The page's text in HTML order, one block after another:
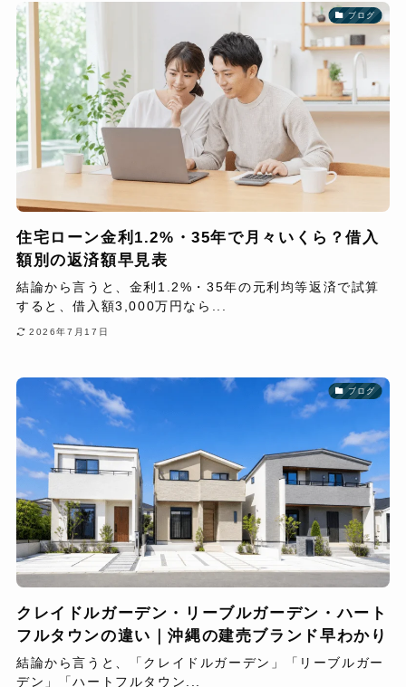
ブログ
住宅ローン金利1.2%・35年で月々いくら？借入
額別の返済額早見表
結論から言うと、金利1.2%・35年の元利均等返済で試算
すると、借入額3,000万円なら...
2026年7月17日
ブログ
クレイドルガーデン・リーブルガーデン・ハート
フルタウンの違い｜沖縄の建売ブランド早わかり
結論から言うと、「クレイドルガーデン」「リーブルガー
デン」「ハートフルタウン...